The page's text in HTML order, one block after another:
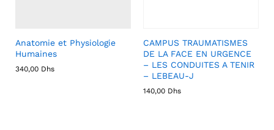
Anatomie et Physiologie
Humaines
340,00 Dhs
CAMPUS TRAUMATISMES
DE LA FACE EN URGENCE
– LES CONDUITES A TENIR
– LEBEAU-J
140,00 Dhs